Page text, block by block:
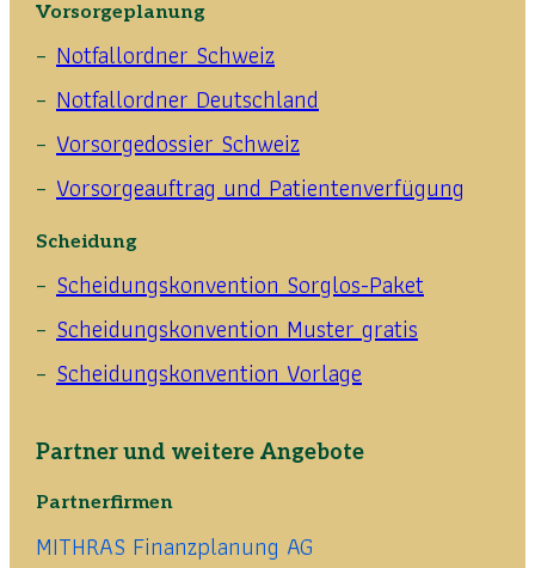
Vorsorgeplanung
Notfallordner Schweiz
Notfallordner Deutschland
Vorsorgedossier Schweiz
Vorsorgeauftrag und Patientenverfügung
Scheidung
Scheidungskonvention Sorglos-Paket
Scheidungskonvention Muster gratis
Scheidungskonvention Vorlage
Partner und weitere Angebote
Partnerfirmen
MITHRAS Finanzplanung AG